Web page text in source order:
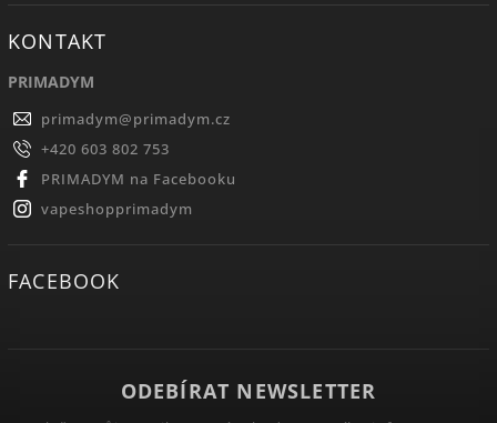
KONTAKT
PRIMADYM
primadym@primadym.cz
+420 603 802 753
PRIMADYM na Facebooku
vapeshopprimadym
FACEBOOK
ODEBÍRAT NEWSLETTER